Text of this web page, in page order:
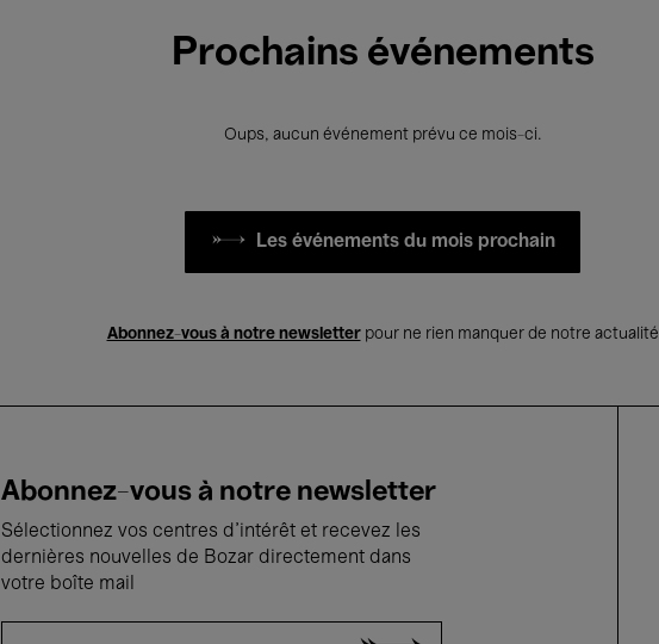
Prochains événements
Oups, aucun événement prévu ce mois-ci.
Les événements du mois prochain
Abonnez-vous à notre newsletterpour ne rien manquer de notre actualité
Abonnez-vous à notre newsletter
Sélectionnez vos centres d'intérêt et recevez les
dernières nouvelles de Bozar directement dans
votre boîte mail